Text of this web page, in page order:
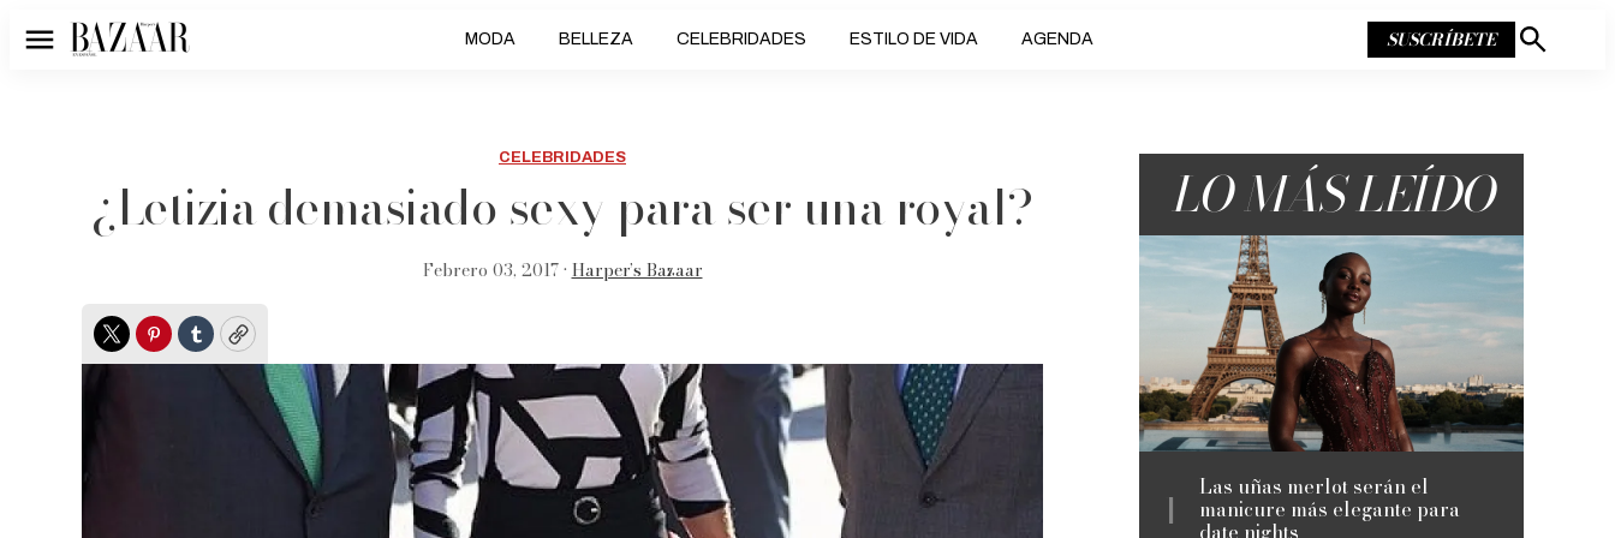
Menú MODA BELLEZA CELEBRIDADES ESTILO DE VIDA AGENDA SUSCRÍBETE
Mostrar
CELEBRIDADES
¿Letizia demasiado sexy para ser una royal?
Febrero 03, 2017 • Harper’s Bazaar
TwitterPinterest
TumblrCopy
LO MÁS LEÍDO
Las uñas merlot serán el
manicure más elegante para
date nights